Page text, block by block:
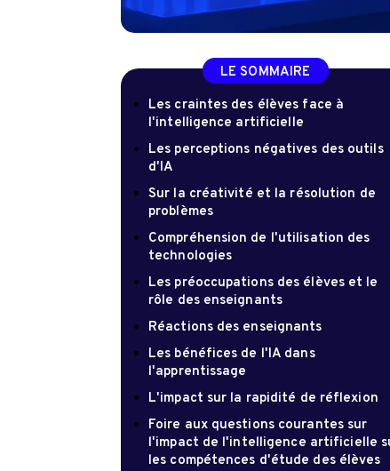
LE SOMMAIRE
Les craintes des élèves face à
l'intelligence artificielle
Les perceptions négatives des outils
d'IA
Sur la créativité et la résolution de
problèmes
Compréhension de l'utilisation des
technologies
Les préoccupations des élèves et le
rôle des enseignants
Réactions des enseignants
Les bénéfices de l'IA dans
l'apprentissage
L'impact sur la rapidité de réflexion
Foire aux questions courantes sur
l'impact de l'intelligence artificielle
les compétences d'étude des élèves